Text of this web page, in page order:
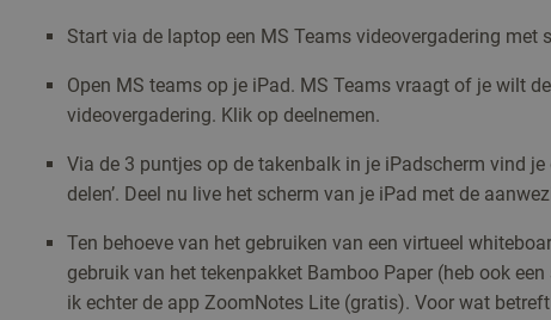
Start via de laptop een MS Teams videovergadering met
Open MS teams op je iPad. MS Teams vraagt of je wilt
videovergadering. Klik op deelnemen.
Via de 3 puntjes op de takenbalk in je iPadscherm vind je
delen’. Deel nu live het scherm van je iPad met de
Ten behoeve van het gebruiken van een virtueel
gebruik van het tekenpakket Bamboo Paper (heb ook
ik echter de app ZoomNotes Lite (gratis). Voor wat